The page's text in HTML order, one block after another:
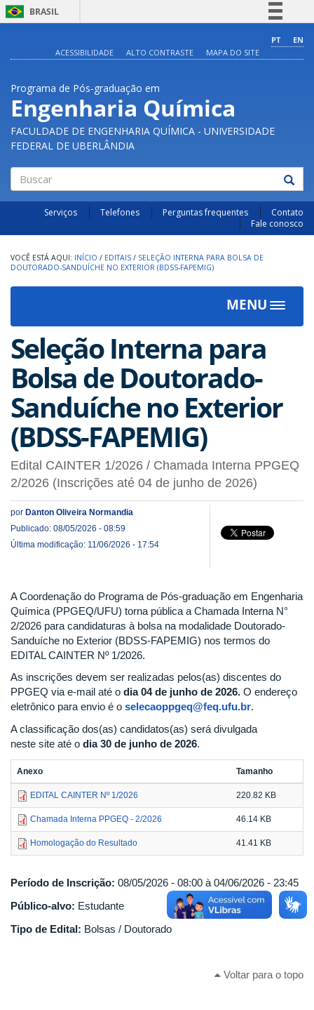
BRASIL
Comunica BR
Acesso à informação
Legislação
PT
EN
ACESSIBILIDADE
ALTO CONTRASTE MAPA DO SITE
Programa de Pós-graduação em
Engenharia Química
FACULDADE DE ENGENHARIA QUÍMICA - UNIVERSIDADE
FEDERAL DE UBERLÂNDIA
Buscar
Serviços Telefones Perguntas frequentes
Contato
Fale conosco
INÍCIO / EDITAIS / SELEÇÃO INTERNA PARA BOLSA DE
DOUTORADO-SANDUÍCHE NO EXTERIOR (BDSS-FAPEMIG)
MENU
Toggle
Seleção Interna para
Bolsa de Doutorado-
Sanduíche no Exterior
(BDSS-FAPEMIG)
Edital CAINTER 1/2026 / Chamada Interna PPGEQ
2/2026 (Inscrições até 04 de junho de 2026)
por Danton Oliveira Normandia
Publicado: 08/05/2026 - 08:59
Última modificação: 11/06/2026 - 17:54
A Coordenação do Programa de Pós-graduação em Engenharia
Química (PPGEQ/UFU) torna pública a Chamada Interna N°
2/2026 para candidaturas à bolsa na modalidade Doutorado-
Sanduíche no Exterior (BDSS-FAPEMIG) nos termos do
EDITAL CAINTER Nº 1/2026.
As inscrições devem ser realizadas pelos(as) discentes do
PPGEQ via e-mail até o dia 04 de junho de 2026. O endereço
eletrônico para envio é o selecaoppgeq@feq.ufu.br.
A classificação dos(as) candidatos(as) será divulgada
neste site até o dia 30 de junho de 2026.
Anexo Tamanho
EDITAL CAINTER Nº 1/2026 220.82 KB
Chamada Interna PPGEQ - 2/2026 46.14 KB
Homologação do Resultado 41.41 KB
Período de Inscrição: 08/05/2026 - 08:00 à 04/06/2026 - 23:45
Público-alvo: Estudante
Tipo de Edital: Bolsas / Doutorado
Voltar para o topo